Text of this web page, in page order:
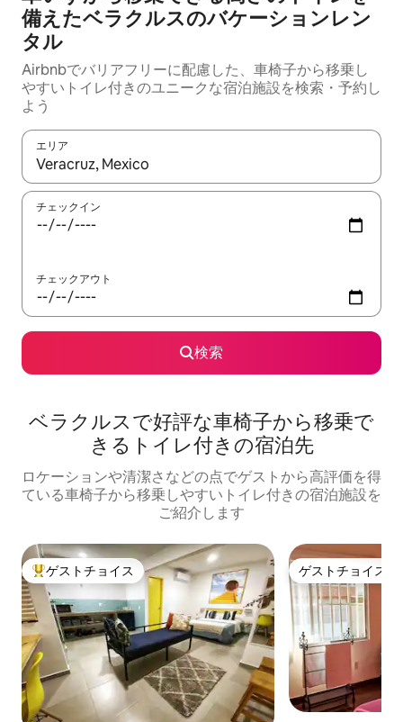
備えたベラクルスのバケーションレン
タル
Airbnbでバリアフリーに配慮した、車椅子から移乗し
やすいトイレ付きのユニークな宿泊施設を検索・予約し
よう
エリア
検索結果が表示されたら、上下の矢印キーを使って移動するか
チェックイン
チェックアウト
検索
ベラクルスで好評な車椅子から移乗で
きるトイレ付きの宿泊先
ロケーションや清潔さなどの点でゲストから高評価を得
ている車椅子から移乗しやすいトイレ付きの宿泊施設を
ご紹介します
大好評のゲストチョイスです。
ゲストチョイス ゲストチョイス
ゲストチョイス